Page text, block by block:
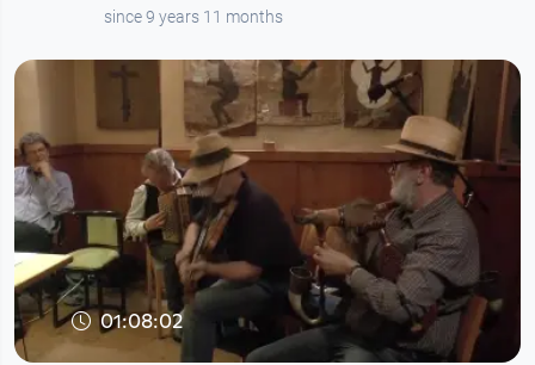
since 9 years 11 months
01:08:02